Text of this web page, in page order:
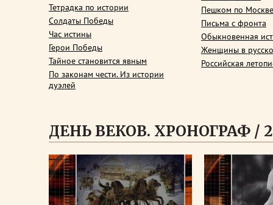
Тетрадка по истории
Солдаты Победы
Час истины
Герои Победы
Тайное становится явным
По законам чести. Из истории
дуэлей
Пешком по Москве
Письма с фронта
Обыкновенная
Женщины в
Российская
ДЕНЬ ВЕКОВ. ХРОНОГРАФ /